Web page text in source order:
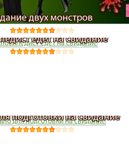
двух монстров
едет на свидание
подготовки на свидание